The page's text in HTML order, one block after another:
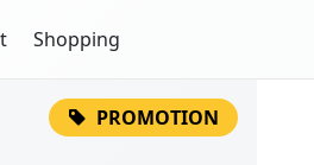
Shopping
PROMOTION